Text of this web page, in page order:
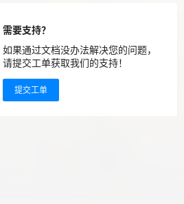
需要支持？
如果通过文档没办法解决您的问题，
请提交工单获取我们的支持！
提交工单